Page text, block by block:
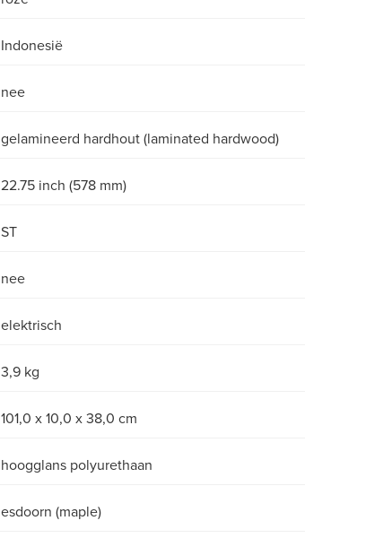
Indonesië
nee
gelamineerd hardhout (laminated hardwood)
22.75 inch (578 mm)
ST
nee
elektrisch
3,9 kg
101,0 x 10,0 x 38,0 cm
hoogglans polyurethaan
esdoorn (maple)